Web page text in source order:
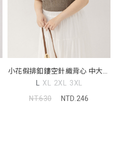
小花假排釦鏤空針織背心 中大尺
碼上衣
L XL 2XL 3XL
NT.630
NTD.246